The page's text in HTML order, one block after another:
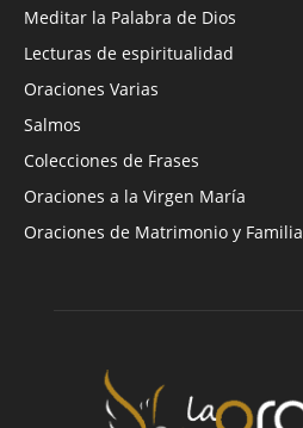
Meditar la Palabra de Dios
Lecturas de espiritualidad
Oraciones Varias
Salmos
Colecciones de Frases
Oraciones a la Virgen María
Oraciones de Matrimonio y Familia